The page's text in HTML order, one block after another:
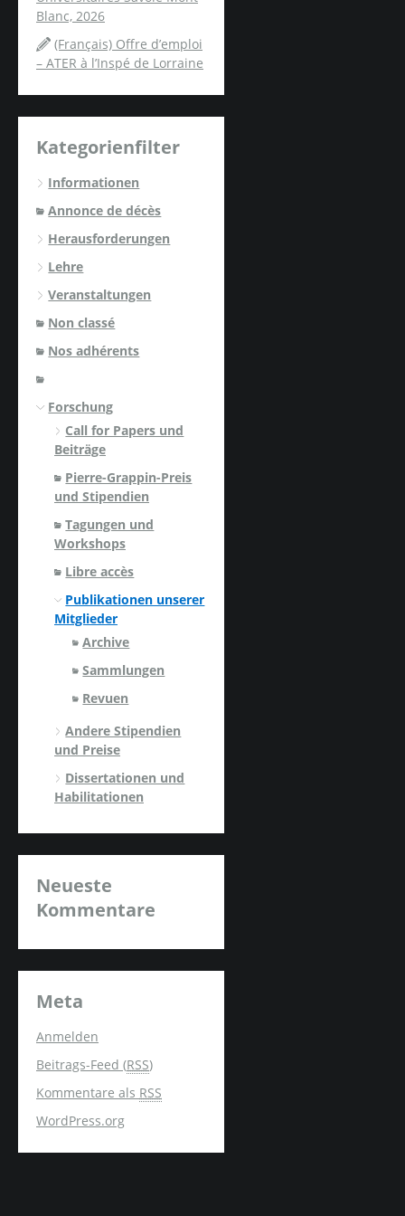
Blanc, 2026
(Français) Offre d’emploi
– ATER à l’Inspé de Lorraine
Kategorienfilter
Informationen
Annonce de décès
Herausforderungen
Lehre
Veranstaltungen
Non classé
Nos adhérents
Forschung
Call for Papers und
Beiträge
Pierre-Grappin-Preis
und Stipendien
Tagungen und
Workshops
Libre accès
Publikationen unserer
Mitglieder
Archive
Sammlungen
Revuen
Andere Stipendien
und Preise
Dissertationen und
Habilitationen
Neueste
Kommentare
Meta
Anmelden
Beitrags-Feed (RSS)
Kommentare als RSS
WordPress.org